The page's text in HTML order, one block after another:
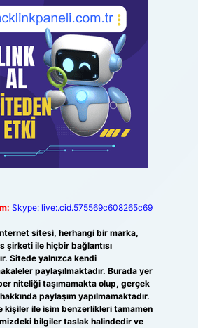
Skype: live:.cid.575569c608265c69
sitesi, herhangi bir marka,
şirketi ile hiçbir bağlantısı
Sitede yalnızca kendi
paylaşılmaktadır. Burada yer
niteliği taşımamakta olup, gerçek
paylaşım yapılmamaktadır.
kişiler ile isim benzerlikleri tamamen
bilgiler taslak halindedir ve